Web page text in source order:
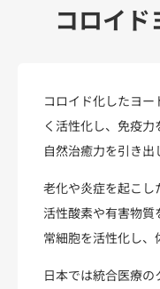
コロイ
コロイド化したヨ
く活性化し、免疫力
自然治癒力を引き出
老化や炎症を起こし
活性酸素や有害物
常細胞を活性化し、
日本では統合医療